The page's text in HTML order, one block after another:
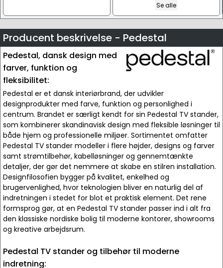
Se alle
Producent beskrivelse - Pedestal
Pedestal, dansk design med
farver, funktion og
fleksibilitet:
Pedestal er et dansk interiørbrand, der udvikler
designprodukter med farve, funktion og personlighed i
centrum. Brandet er særligt kendt for sin Pedestal TV stander,
som kombinerer skandinavisk design med fleksible løsninger til
både hjem og professionelle miljøer. Sortimentet omfatter
Pedestal TV stander modeller i flere højder, designs og farver
samt strømtilbehør, kabelløsninger og gennemtænkte
detaljer, der gør det nemmere at skabe en stilren installation.
Designfilosofien bygger på kvalitet, enkelhed og
brugervenlighed, hvor teknologien bliver en naturlig del af
indretningen i stedet for blot et praktisk element. Det rene
formsprog gør, at en Pedestal TV stander passer ind i alt fra
den klassiske nordiske bolig til moderne kontorer, showrooms
og kreative arbejdsrum.
Pedestal TV stander og tilbehør til moderne
indretning: